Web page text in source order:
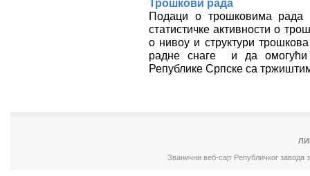
Трошкови рада
Подаци о трошковима рада
статистичке активности о
о нивоу и структури
радне снаге и да
Републике Српске са
Званични веб-сајт Републичког